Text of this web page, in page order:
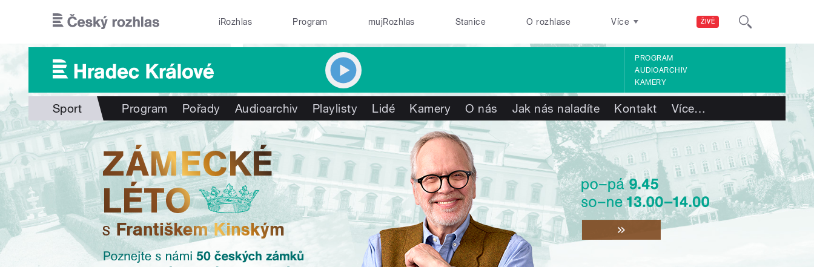
ŽIVĚ
iRozhlas Program mujRozhlas Stanice O rozhlase Více
PROGRAM
AUDIOARCHIV
KAMERY
Sport Program Pořady Audioarchiv Playlisty Lidé Kamery O nás Jak nás naladíte Kontakt Více…